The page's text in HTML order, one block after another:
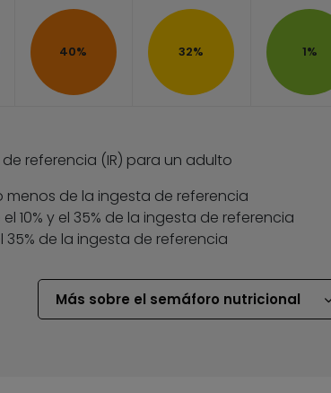
40% 32% 1%
referencia (IR) para un adulto
menos de la ingesta de referencia
10% y el 35% de la ingesta de referencia
35% de la ingesta de referencia
Más sobre el semáforo nutricional